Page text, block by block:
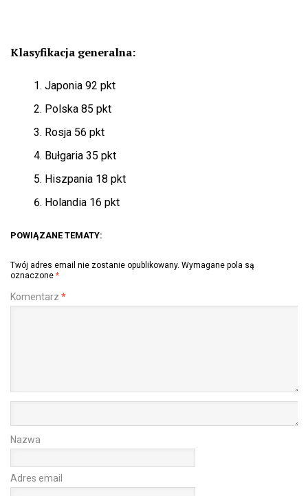
Klasyfikacja generalna:
Japonia 92 pkt
Polska 85 pkt
Rosja 56 pkt
Bułgaria 35 pkt
Hiszpania 18 pkt
Holandia 16 pkt
POWIĄZANE TEMATY:
Twój adres email nie zostanie opublikowany. Wymagane pola są
oznaczone *
Komentarz *
Nazwa
Adres email